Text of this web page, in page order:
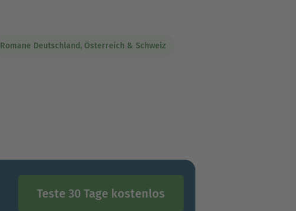
Romane Deutschland, Österreich & Schweiz
Teste 30 Tage kostenlos